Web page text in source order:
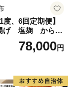
度、6回定期便】
げ 塩麹 からあ
78,000円